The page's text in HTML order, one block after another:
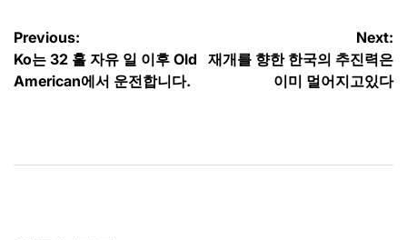
글
탐
Previous:
Ko는 32 홀 자유 일 이후 Old
American에서 운전합니다.
Next:
재개를 향한 한국의 추진력은
이미 멀어지고있다